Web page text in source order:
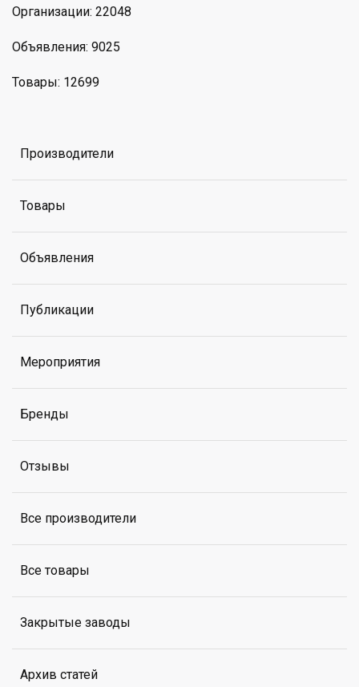
Организации: 22048
Объявления: 9025
Товары: 12699
Производители
Товары
Объявления
Публикации
Мероприятия
Бренды
Отзывы
Все производители
Все товары
Закрытые заводы
Архив статей